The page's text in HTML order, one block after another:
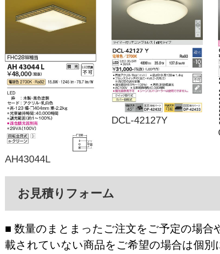
AH43044L
DCL-42127Y
お見積りフォーム
■ 数量のまとまったご注文をご予定の場合
載されていない商品をご希望の場合は個別